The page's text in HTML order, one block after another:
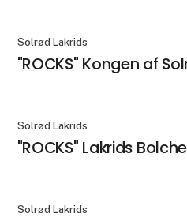
Solrød Lakrids
"ROCKS" Kongen af
Solrød Lakrids
"ROCKS" Lakrids
Solrød Lakrids